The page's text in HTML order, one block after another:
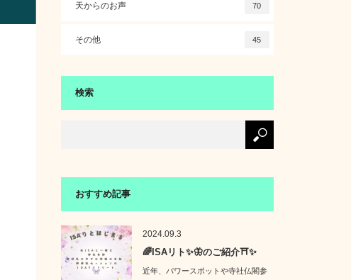
天からのお声 70
その他 45
検索
おすすめ記事
2024.09.3
🌈ISAリト✨🦋のご紹介⛩️✨
近年、パワースポットや寺社仏閣参